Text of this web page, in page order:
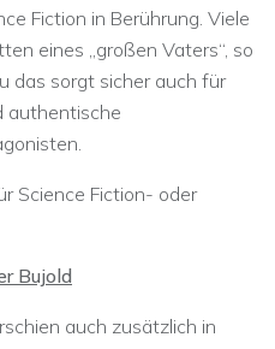
Fiction in Berührung. Viele
eines „großen Vaters“, so
das sorgt sicher auch für
authentische
Science Fiction- oder
Bujold
auch zusätzlich in